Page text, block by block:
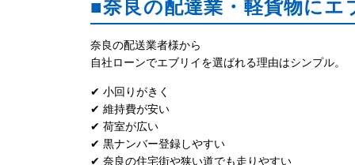
■奈良の配達業・軽貨物にエ
奈良の配送業者様から
自社ローンでエブリイを選ばれる理由はシンプル。
✔ 小回りがきく
✔ 維持費が安い
✔ 荷室が広い
✔ 黒ナンバー登録しやすい
✔ 奈良の住宅街や狭い道でも走りやすい